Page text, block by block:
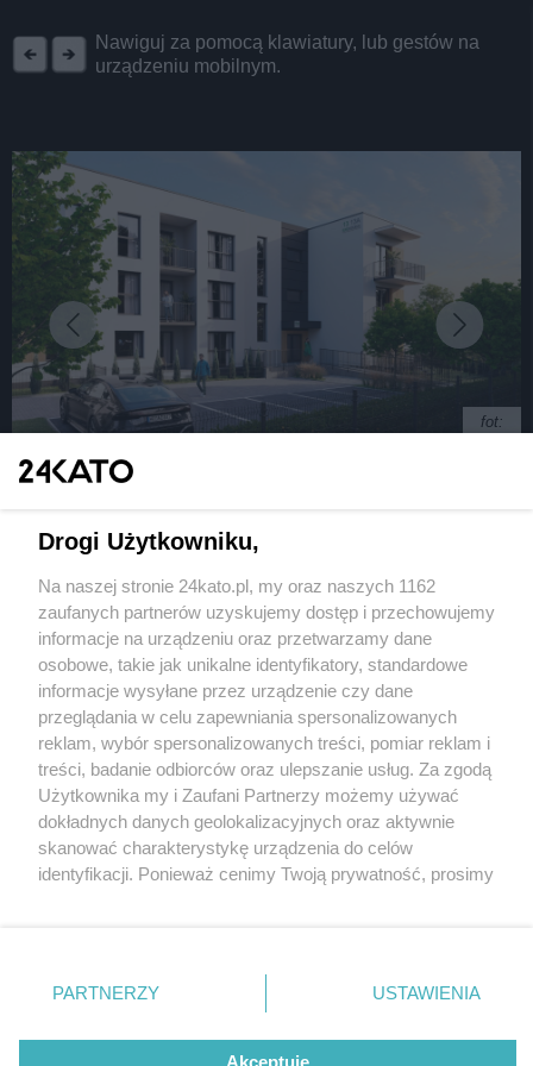
Nawiguj za pomocą klawiatury, lub gestów na
urządzeniu mobilnym.
fot:
sercu Tychów
1 / 7
Stabilio zdjecie glowne
Wydawca mediów lokalnych
Nie zapomnij
zapoznać się z:
polityką prywatności regulamin korzystania z portali
Twojemiasto
Piekary Śląskie
Chorzów
Tarnowskie Góry
Gliwice
Skontakuj sięz nami
Kontakt
Wydawca
Redakcja
Drogi Użytkowniku,
Na naszej stronie 24kato.pl, my oraz naszych 1162
zaufanych partnerów uzyskujemy dostęp i przechowujemy
informacje na urządzeniu oraz przetwarzamy dane
osobowe, takie jak unikalne identyfikatory, standardowe
informacje wysyłane przez urządzenie czy dane
przeglądania w celu zapewniania spersonalizowanych
reklam, wybór spersonalizowanych treści, pomiar reklam i
treści, badanie odbiorców oraz ulepszanie usług. Za zgodą
Użytkownika my i Zaufani Partnerzy możemy używać
dokładnych danych geolokalizacyjnych oraz aktywnie
skanować charakterystykę urządzenia do celów
identyfikacji. Ponieważ cenimy Twoją prywatność, prosimy
prywatności znajdujący się w lewym dolnym rogu strony
. Niektóre rodzaje przetwarzania danych nie wymagają
zgody użytkownika, ale masz prawo sprzeciwić się
takiemu przetwarzaniu. Preferencje będą miały
PARTNERZY USTAWIENIA
Akceptuję